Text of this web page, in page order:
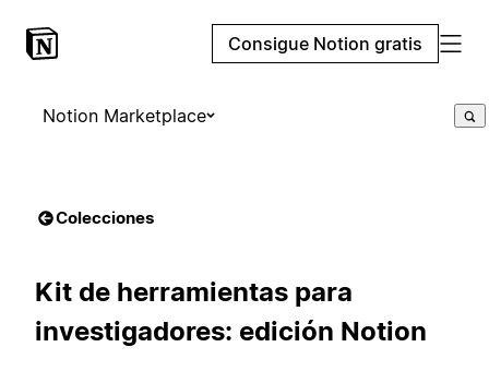
Consigue Notion gratis
Notion Marketplace
Colecciones
Kit de herramientas para
investigadores: edición Notion